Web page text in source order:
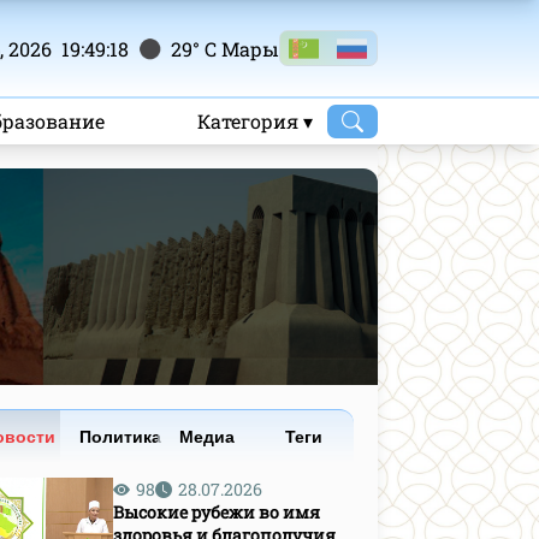
2026 19:49:19 29° C Mары
Категория ▾
Политика Медиа Теги
98
28.07.2026
Высокие рубежи во имя